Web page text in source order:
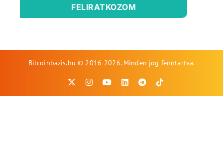
FELIRATKOZOM
Bitcoinbazis.hu © 2016-2026. Minden jog fenntartva.